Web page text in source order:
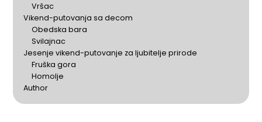
Vršac
Vikend-putovanja sa decom
Obedska bara
Svilajnac
Jesenje vikend-putovanje za ljubitelje prirode
Fruška gora
Homolje
Author